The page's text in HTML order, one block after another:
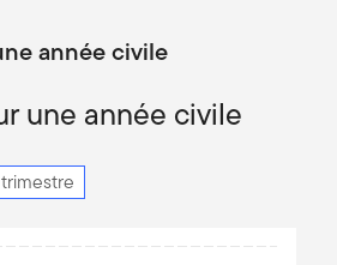
année civile
une année civile